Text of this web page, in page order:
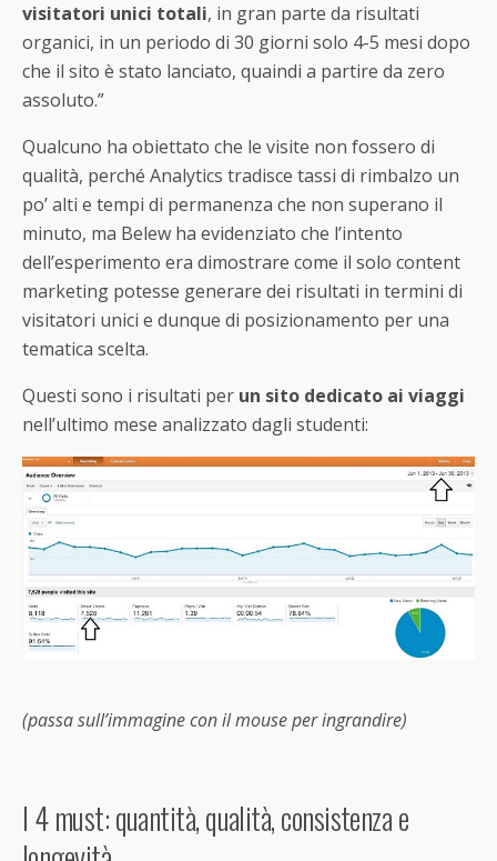
visitatori unici totali, in gran parte da risultati
organici, in un periodo di 30 giorni solo 4-5 mesi dopo
che il sito è stato lanciato, quaindi a partire da zero
assoluto.”
Qualcuno ha obiettato che le visite non fossero di
qualità, perché Analytics tradisce tassi di rimbalzo un
po’ alti e tempi di permanenza che non superano il
minuto, ma Belew ha evidenziato che l’intento
dell’esperimento era dimostrare come il solo content
marketing potesse generare dei risultati in termini di
visitatori unici e dunque di posizionamento per una
tematica scelta.
Questi sono i risultati per un sito dedicato ai viaggi
nell’ultimo mese analizzato dagli studenti:
(passa sull’immagine con il mouse per ingrandire)
I 4 must: quantità, qualità, consistenza e